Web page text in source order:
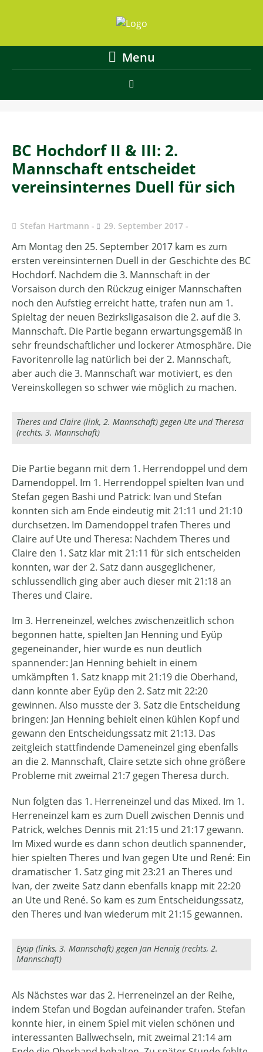
Menu
BC Hochdorf II & III: 2.
Mannschaft entscheidet
vereinsinternes Duell für sich
Stefan Hartmann 29. September 2017
Am Montag den 25. September 2017 kam es zum
ersten vereinsinternen Duell in der Geschichte des BC
Hochdorf. Nachdem die 3. Mannschaft in der
Vorsaison durch den Rückzug einiger Mannschaften
noch den Aufstieg erreicht hatte, trafen nun am 1.
Spieltag der neuen Bezirksligasaison die 2. auf die 3.
Mannschaft. Die Partie begann erwartungsgemäß in
sehr freundschaftlicher und lockerer Atmosphäre. Die
Favoritenrolle lag natürlich bei der 2. Mannschaft,
aber auch die 3. Mannschaft war motiviert, es den
Vereinskollegen so schwer wie möglich zu machen.
Theres und Claire (link, 2. Mannschaft) gegen Ute und Theresa
(rechts, 3. Mannschaft)
Die Partie begann mit dem 1. Herrendoppel und dem
Damendoppel. Im 1. Herrendoppel spielten Ivan und
Stefan gegen Bashi und Patrick: Ivan und Stefan
konnten sich am Ende eindeutig mit 21:11 und 21:10
durchsetzen. Im Damendoppel trafen Theres und
Claire auf Ute und Theresa: Nachdem Theres und
Claire den 1. Satz klar mit 21:11 für sich entscheiden
konnten, war der 2. Satz dann ausgeglichener,
schlussendlich ging aber auch dieser mit 21:18 an
Theres und Claire.
Im 3. Herreneinzel, welches zwischenzeitlich schon
begonnen hatte, spielten Jan Henning und Eyüp
gegeneinander, hier wurde es nun deutlich
spannender: Jan Henning behielt in einem
umkämpften 1. Satz knapp mit 21:19 die Oberhand,
dann konnte aber Eyüp den 2. Satz mit 22:20
gewinnen. Also musste der 3. Satz die Entscheidung
bringen: Jan Henning behielt einen kühlen Kopf und
gewann den Entscheidungssatz mit 21:13. Das
zeitgleich stattfindende Dameneinzel ging ebenfalls
an die 2. Mannschaft, Claire setzte sich ohne größere
Probleme mit zweimal 21:7 gegen Theresa durch.
Nun folgten das 1. Herreneinzel und das Mixed. Im 1.
Herreneinzel kam es zum Duell zwischen Dennis und
Patrick, welches Dennis mit 21:15 und 21:17 gewann.
Im Mixed wurde es dann schon deutlich spannender,
hier spielten Theres und Ivan gegen Ute und René: Ein
dramatischer 1. Satz ging mit 23:21 an Theres und
Ivan, der zweite Satz dann ebenfalls knapp mit 22:20
an Ute und René. So kam es zum Entscheidungssatz,
den Theres und Ivan wiederum mit 21:15 gewannen.
Eyüp (links, 3. Mannschaft) gegen Jan Hennig (rechts, 2.
Mannschaft)
Als Nächstes war das 2. Herreneinzel an der Reihe,
indem Stefan und Bogdan aufeinander trafen. Stefan
konnte hier, in einem Spiel mit vielen schönen und
interessanten Ballwechseln, mit zweimal 21:14 am